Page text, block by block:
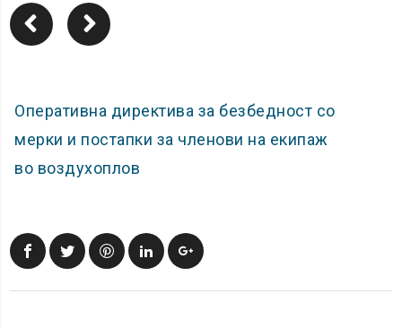
Оперативна директива за безбедност со
мерки и постапки за членови на екипаж
во воздухоплов